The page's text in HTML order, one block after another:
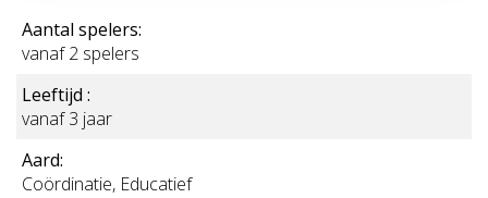
Aantal spelers:
vanaf 2 spelers
Leeftijd :
vanaf 3 jaar
Aard:
Coördinatie, Educatief